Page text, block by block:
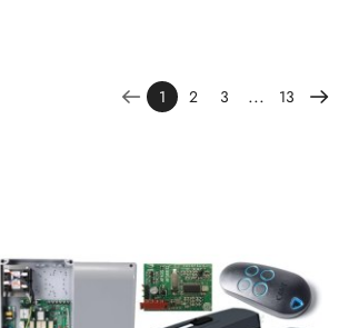
1 2 3 ... 13